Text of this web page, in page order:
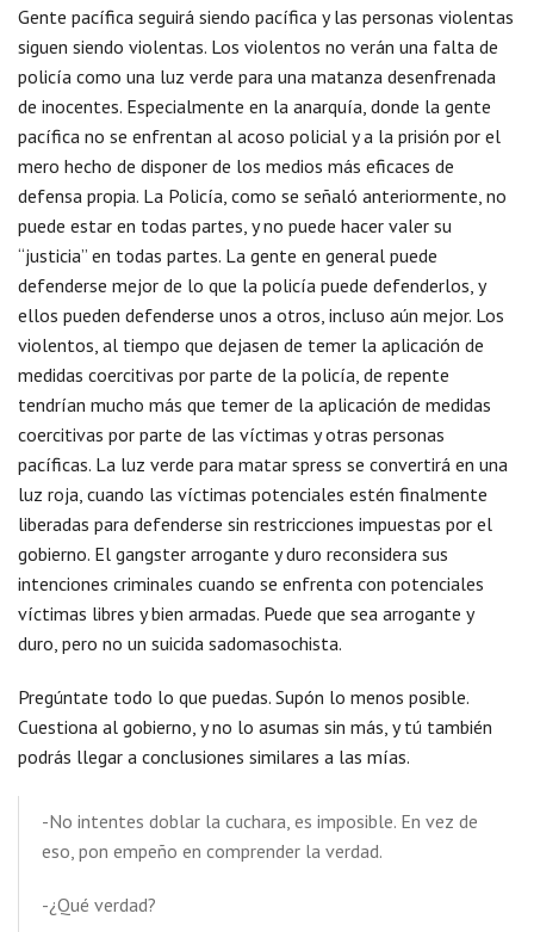
Gente pacífica seguirá siendo pacífica y las personas violentas
siguen siendo violentas. Los violentos no verán una falta de
policía como una luz verde para una matanza desenfrenada
de inocentes. Especialmente en la anarquía, donde la gente
pacífica no se enfrentan al acoso policial y a la prisión por el
mero hecho de disponer de los medios más eficaces de
defensa propia. La Policía, como se señaló anteriormente, no
puede estar en todas partes, y no puede hacer valer su
“justicia” en todas partes. La gente en general puede
defenderse mejor de lo que la policía puede defenderlos, y
ellos pueden defenderse unos a otros, incluso aún mejor. Los
violentos, al tiempo que dejasen de temer la aplicación de
medidas coercitivas por parte de la policía, de repente
tendrían mucho más que temer de la aplicación de medidas
coercitivas por parte de las víctimas y otras personas
pacíficas. La luz verde para matar spress se convertirá en una
luz roja, cuando las víctimas potenciales estén finalmente
liberadas para defenderse sin restricciones impuestas por el
gobierno. El gangster arrogante y duro reconsidera sus
intenciones criminales cuando se enfrenta con potenciales
víctimas libres y bien armadas. Puede que sea arrogante y
duro, pero no un suicida sadomasochista.
Pregúntate todo lo que puedas. Supón lo menos posible.
Cuestiona al gobierno, y no lo asumas sin más, y tú también
podrás llegar a conclusiones similares a las mías.
-No intentes doblar la cuchara, es imposible. En vez de
eso, pon empeño en comprender la verdad.
-¿Qué verdad?